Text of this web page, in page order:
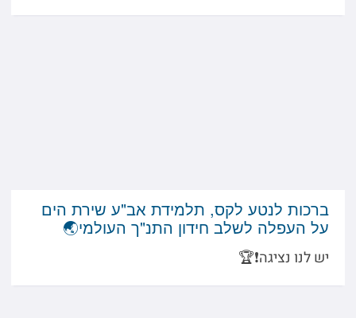
ברכות לנטע לקס, תלמידת אב"ע שירת הים
על העפלה לשלב חידון התנ"ך העולמי🌏
יש לנו נציגה❗️🏆